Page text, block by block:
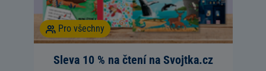
Pro všechny
Sleva 10 % na čtení na Svojtka.cz